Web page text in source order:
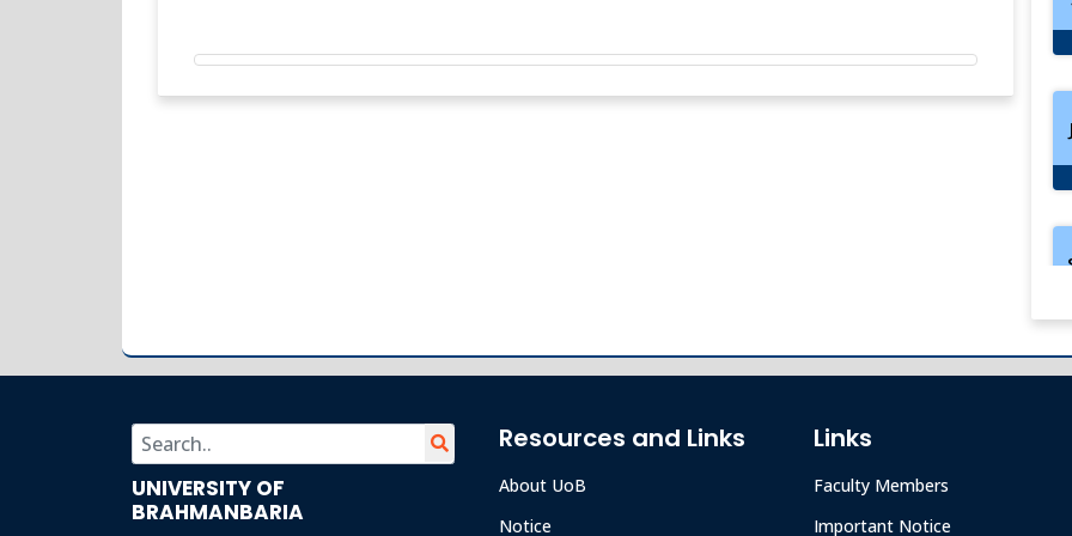
UNIVERSITY OF
BRAHMANBARIA
Resources and Links
About UoB
Notice
Links
Faculty Members
Important Notice